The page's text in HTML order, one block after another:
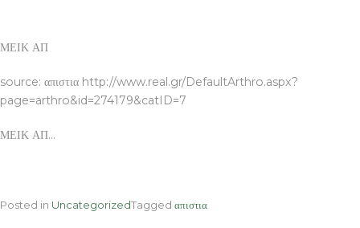
ΜΕΙΚ ΑΠ
source: απιστια http://www.real.gr/DefaultArthro.aspx?
page=arthro&id=274179&catID=7
ΜΕΙΚ ΑΠ…
Posted in UncategorizedTagged απιστια